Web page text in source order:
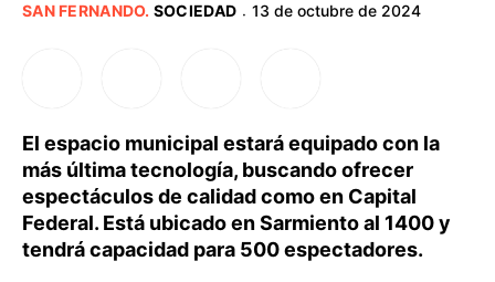
SAN FERNANDO. SOCIEDAD · 13 de octubre de 2024
El espacio municipal estará equipado con la
más última tecnología, buscando ofrecer
espectáculos de calidad como en Capital
Federal. Está ubicado en Sarmiento al 1400 y
tendrá capacidad para 500 espectadores.